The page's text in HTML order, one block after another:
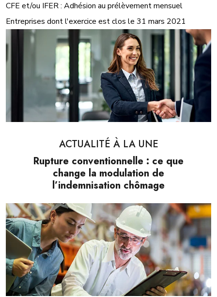
CFE et/ou IFER : Adhésion au prélèvement mensuel
Entreprises dont l'exercice est clos le 31 mars 2021
ACTUALITÉ À LA UNE
Rupture conventionnelle : ce que
change la modulation de
l’indemnisation chômage